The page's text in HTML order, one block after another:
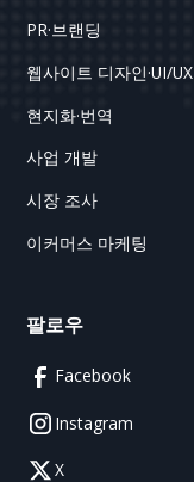
PR·브랜딩
웹사이트 디자인·UI/UX
현지화·번역
사업 개발
시장 조사
이커머스 마케팅
팔로우
Facebook
Instagram
X